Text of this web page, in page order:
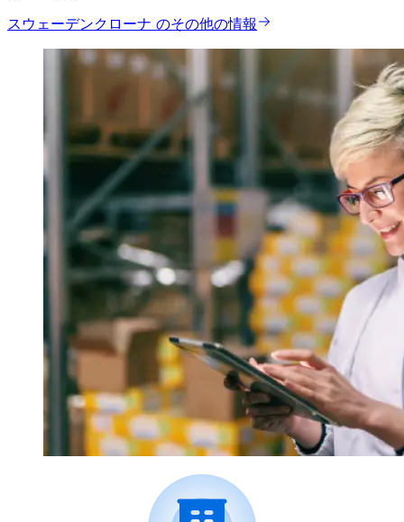
スウェーデンクローナ のその他の情報